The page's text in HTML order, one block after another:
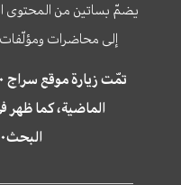
يضمّ بساتين من المحتوى
إلى محاضرات
الماضية، كما
البحث٢٢,٢٩٠,٠٠٠ مرّة.